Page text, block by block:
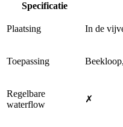
Specificatie
Plaatsing In de
Toepassing
Regelbare
waterflow
✗